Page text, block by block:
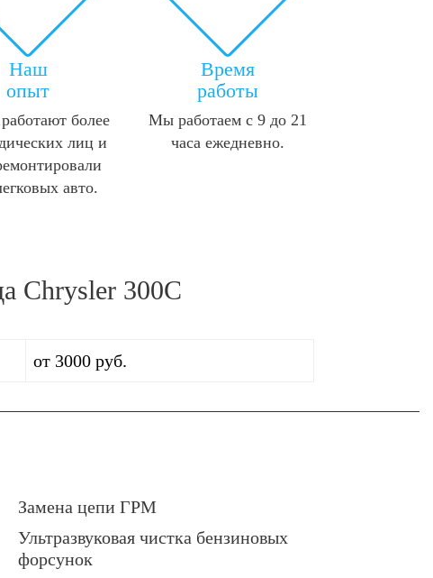
Наш
опыт
более
лиц и
авто.
Время
работы
Мы работаем с 9 до 21
часа ежедневно.
Chrysler 300C
от 3000 руб.
Замена цепи ГРМ
Ультразвуковая чистка бензиновых
форсунок